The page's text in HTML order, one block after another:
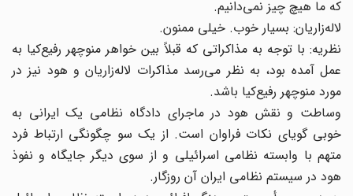
که ما هیچ چیز نمی‌دانیم.
لاله‌زاریان: بسیار خوب. خیلی ممنون.
نظریه: با توجه به مذاکراتی که قبلاً بین خواهر منوچهر رفیع‌کیا به
عمل آمده بود، به نظر می‌رسد مذاکرات لاله‌زاریان و هود نیز در
مورد منوچهر رفیع‌کیا باشد.
وساطت و نقش هود در ماجرای دادگاه نظامی یک ایرانی به
خوبی گویای نکات فراوان است. از یک سو چگونگی ارتباط فرد
متهم با وابسته نظامی اسرائیلی و از سوی دیگر جایگاه و نفوذ
هود در سیستم نظامی ایران آن روزگار.